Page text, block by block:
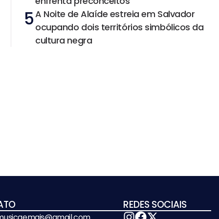
5A Noite de Alaíde estreia em Salvador
ocupando dois territórios simbólicos da
cultura negra
REDES SOCIAIS